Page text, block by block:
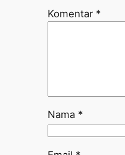
Komentar *
Nama *